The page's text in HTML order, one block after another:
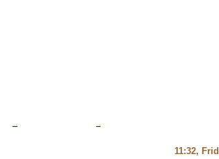
11:32,